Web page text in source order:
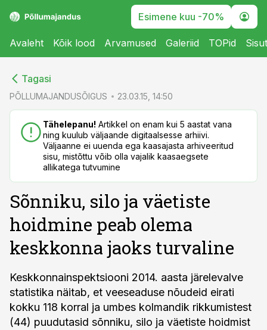
Esimene kuu -70%
Avaleht Kõik lood Arvamused Galeriid TOPid
Tagasi
PÕLLUMAJANDUSÕIGUS 23.03.15, 14:50
Tähelepanu! Artikkel on enam kui 5 aastat vana
ning kuulub väljaande digitaalsesse arhiivi.
Väljaanne ei uuenda ega kaasajasta arhiveeritud
sisu, mistõttu võib olla vajalik kaasaegsete
allikatega tutvumine
Sõnniku, silo ja väetiste
hoidmine peab olema
keskkonna jaoks turvaline
Keskkonnainspektsiooni 2014. aasta järelevalve
statistika näitab, et veeseaduse nõudeid eirati
kokku 118 korral ja umbes kolmandik rikkumistest
(44) puudutasid sõnniku, silo ja väetiste hoidmist